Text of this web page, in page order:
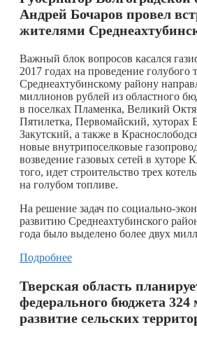
Андрей Бочаров провел
жителями
Важный блок вопросов касался
2017 годах на проведение голубого
Среднеахтубинскому району
миллионов рублей из областного
в поселках Пламенка, Великий
Пятилетка, Первомайский, хуторах
Закутский, а также в
новые внутрипоселковые
возведение газовых сетей в хуторе
того, идет строительство трех
на голубом топливе.
На решение задач по социально-
развитию Среднеахтубинского
года было выделено более двух
Подробнее
Тверская область
федерального бюджета 324
развитие сельских